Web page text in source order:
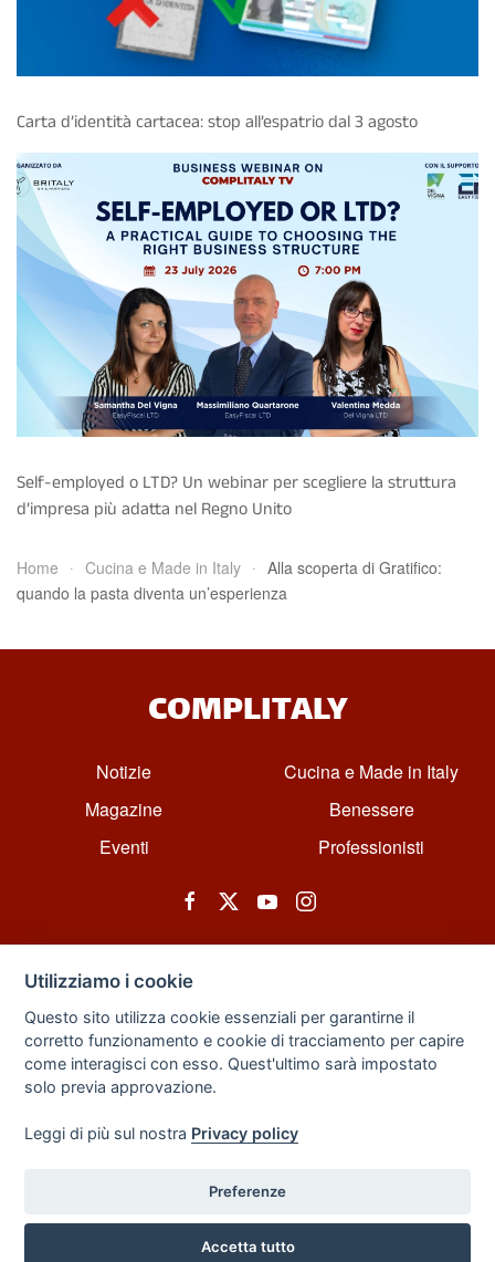
Carta d’identità cartacea: stop all’espatrio dal 3 agosto
Self-employed o LTD? Un webinar per scegliere la struttura
d’impresa più adatta nel Regno Unito
Home Cucina e Made in Italy
Alla scoperta di Gratifico:
quando la pasta diventa un’esperienza
COMPLITALY
Notizie
Magazine
Eventi
Cucina e Made in Italy
Benessere
Professionisti
© All rights reserved. Powered by Zarix Solution LTD, Forest House
Business Centre, 8 Gainsborough Road, London, England, E11 1HT.
Privacy Policy |Sitemap
Utilizziamo i cookie
Questo sito utilizza cookie essenziali per garantirne il
corretto funzionamento e cookie di tracciamento per capire
come interagisci con esso. Quest'ultimo sarà impostato
solo previa approvazione.
Leggi di più sul nostra Privacy policy
Preferenze
Accetta tutto